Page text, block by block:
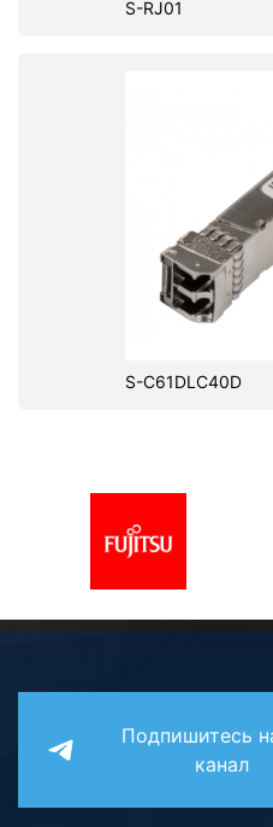
S-RJ01
S-C61DLC40D
Подпишитесь
канал